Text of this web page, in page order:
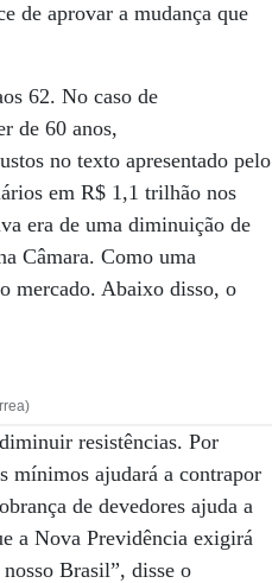
de aprovar a mudança que
62. No caso de
de 60 anos,
no texto apresentado pelo
em R$ 1,1 trilhão nos
era de uma diminuição de
Câmara. Como uma
mercado. Abaixo disso, o
resistências. Por
mínimos ajudará a contrapor
de devedores ajuda a
a Nova Previdência exigirá
Brasil”, disse o